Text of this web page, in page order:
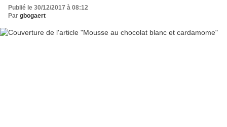
Publié le 30/12/2017 à 08:12
Par gbogaert